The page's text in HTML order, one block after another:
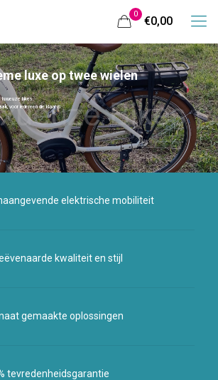
0
€0,00
bikes.
, voor iedereen die klaar is
luxe op twee wielen
elektrische mobiliteit
kwaliteit en stijl
gemaakte oplossingen
tevredenheidsgarantie